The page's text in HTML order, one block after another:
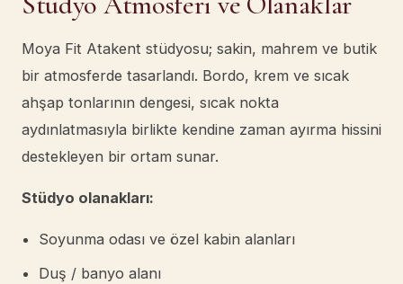
Moya Fit Atakent stüdyosu; sakin, mahrem ve butik
bir atmosferde tasarlandı. Bordo, krem ve sıcak
ahşap tonlarının dengesi, sıcak nokta
aydınlatmasıyla birlikte kendine zaman ayırma hissini
destekleyen bir ortam sunar.
Stüdyo olanakları:
Soyunma odası ve özel kabin alanları
Duş / banyo alanı